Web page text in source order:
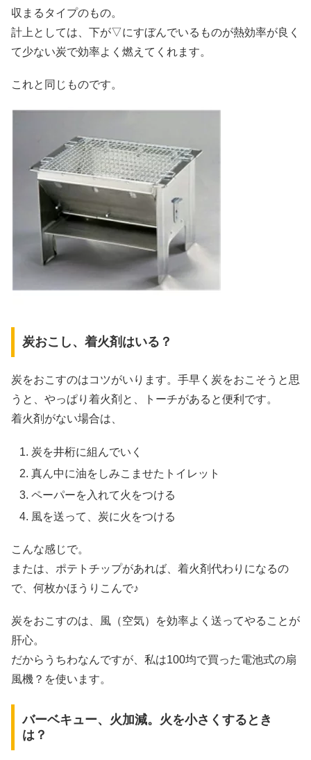
収まるタイプのもの。
計上としては、下が▽にすぼんでいるものが熱効率が良く
て少ない炭で効率よく燃えてくれます。
これと同じものです。
炭おこし、着火剤はいる？
炭をおこすのはコツがいります。手早く炭をおこそうと思
うと、やっぱり着火剤と、トーチがあると便利です。
着火剤がない場合は、
炭を井桁に組んでいく
真ん中に油をしみこませたトイレット
ペーパーを入れて火をつける
風を送って、炭に火をつける
こんな感じで。
または、ポテトチップがあれば、着火剤代わりになるの
で、何枚かほうりこんで♪
炭をおこすのは、風（空気）を効率よく送ってやることが
肝心。
だからうちわなんですが、私は100均で買った電池式の扇
風機？を使います。
バーベキュー、火加減。火を小さくするとき
は？